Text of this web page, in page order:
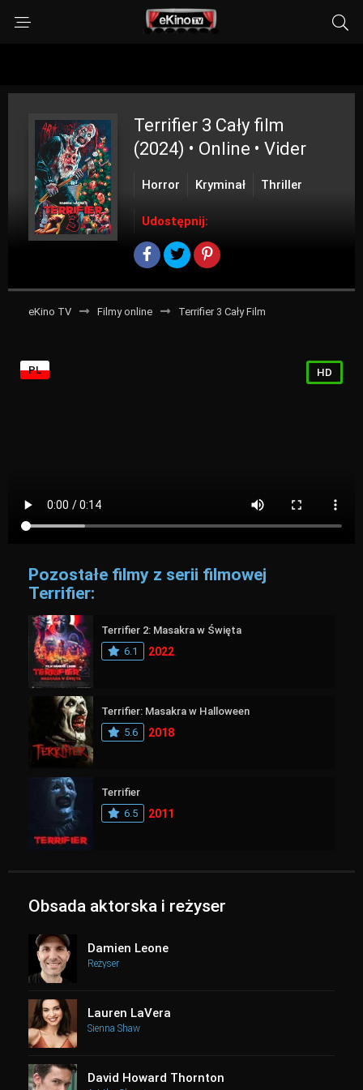
Terrifier 3 Cały film
(2024) • Online • Vider
Horror Kryminał Thriller
Udostępnij:
eKino TV Filmy online Terrifier 3 Cały Film
PL HD
Pozostałe filmy z serii filmowej
Terrifier:
Terrifier 2: Masakra w Święta
6.1
2022
Terrifier: Masakra w Halloween
5.6
2018
Terrifier
6.5
2011
Obsada aktorska i reżyser
Damien Leone
Reżyser
Lauren LaVera
Sienna Shaw
David Howard Thornton